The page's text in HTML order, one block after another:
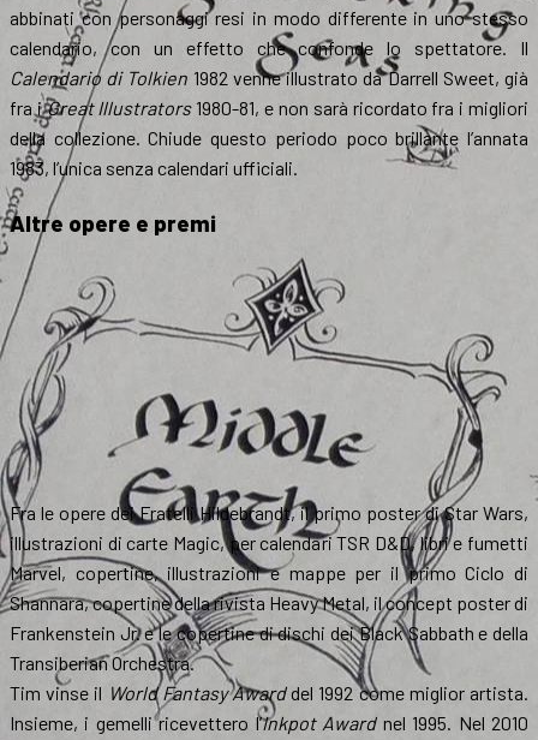
abbinati con personaggi resi in modo differente in uno stesso
calendario, con un effetto che confonde lo spettatore. Il
Calendario di Tolkien 1982 venne illustrato da Darrell Sweet, già
fra iGreat Illustrators1980-81, e non sarà ricordato fra i migliori
della collezione. Chiude questo periodo poco brillante l’annata
1983, l’unica senza calendari ufficiali.
Altre opere e premi
Fra le opere dei Fratelli Hildebrandt, il primo poster di Star Wars,
illustrazioni di carte Magic, per calendari TSR D&D, libri e fumetti
Marvel, copertine, illustrazioni e mappe per il primo Ciclo di
Shannara, copertine della rivista Heavy Metal, il concept poster di
Frankenstein Jr. e le copertine di dischi dei Black Sabbath e della
Transiberian Orchestra.
Tim vinse il World Fantasy Awarddel 1992 come miglior artista.
Insieme, i gemelli ricevettero l’Inkpot Awardnel 1995. Nel 2010